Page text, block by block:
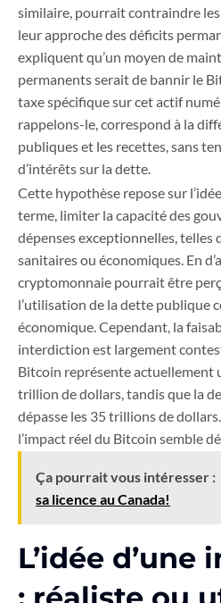
similaire, pourrait contraindre
leur approche des déficits
expliquent qu’un moyen de
permanents serait de bannir le
taxe spécifique sur cet actif
rappelons-le, correspond à la
publiques et les recettes, sans
d’intérêts sur la dette.
Cette hypothèse repose sur
terme, limiter la capacité des
dépenses exceptionnelles, telles
sanitaires ou économiques. En
cryptomonnaie pourrait être
l’utilisation de la dette publique
économique. Cependant, la
interdiction est largement
Bitcoin représente actuellement
trillion de dollars, tandis que la
dépasse les 35 trillions de
l’impact réel du Bitcoin semble
Ça pourrait vous intéresser :
sa licence au Canada!
L’idée